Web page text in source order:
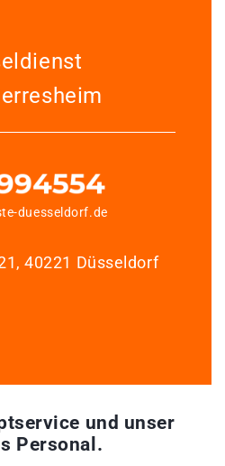
duesseldorf.de
40221 Düsseldorf
und unser
Personal.